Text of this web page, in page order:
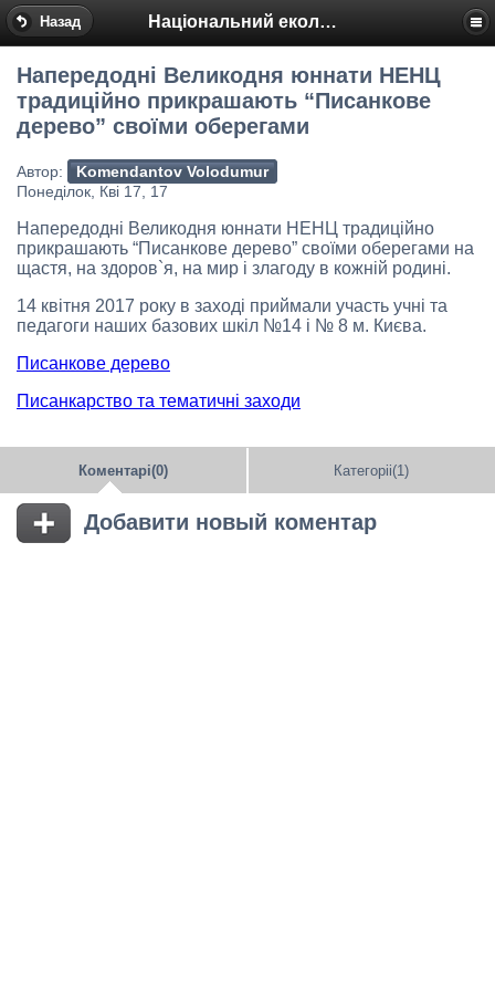
Назад Національний еколого-натуралістичний центр
Напередодні Великодня юннати НЕНЦ
традиційно прикрашають “Писанкове
дерево” своїми оберегами
Автор:
Komendantov Volodumur
Понеділок, Кві 17, 17
Напередодні Великодня юннати НЕНЦ традиційно
прикрашають “Писанкове дерево” своїми оберегами на
щастя, на здоров`я, на мир і злагоду в кожній родині.
14 квітня 2017 року в заході приймали участь учні та
педагоги наших базових шкіл №14 і № 8 м. Києва.
Писанкове дерево
Писанкарство та тематичні заходи
Коментарі(0) Категоріі(1)
Добавити новый коментар